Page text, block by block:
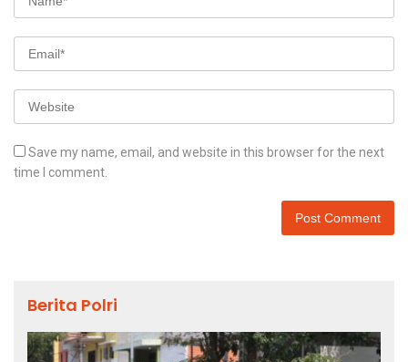
Save my name, email, and website in this browser for the next
time I comment.
Berita Polri